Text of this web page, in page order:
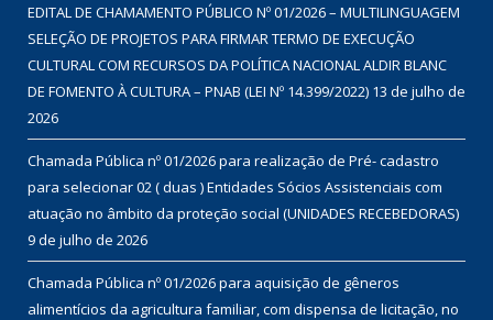
EDITAL DE CHAMAMENTO PÚBLICO Nº 01/2026 – MULTILINGUAGEM
SELEÇÃO DE PROJETOS PARA FIRMAR TERMO DE EXECUÇÃO
CULTURAL COM RECURSOS DA POLÍTICA NACIONAL ALDIR BLANC
DE FOMENTO À CULTURA – PNAB (LEI Nº 14.399/2022) 13 de julho de
2026
Chamada Pública nº 01/2026 para realização de Pré- cadastro
para selecionar 02 ( duas ) Entidades Sócios Assistenciais com
atuação no âmbito da proteção social (UNIDADES RECEBEDORAS)
9 de julho de 2026
Chamada Pública nº 01/2026 para aquisição de gêneros
alimentícios da agricultura familiar, com dispensa de licitação, no